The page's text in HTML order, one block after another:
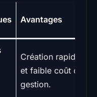
Avantages
Création rapide
et faible coût de
gestion.